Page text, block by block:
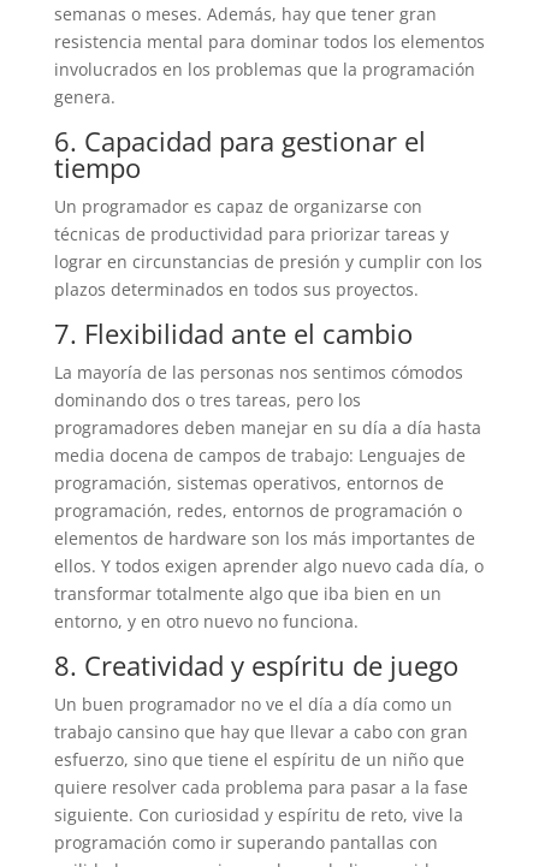
semanas o meses. Además, hay que tener gran
resistencia mental para dominar todos los elementos
involucrados en los problemas que la programación
genera.
6. Capacidad para gestionar el
tiempo
Un programador es capaz de organizarse con
técnicas de productividad para priorizar tareas y
lograr en circunstancias de presión y cumplir con los
plazos determinados en todos sus proyectos.
7. Flexibilidad ante el cambio
La mayoría de las personas nos sentimos cómodos
dominando dos o tres tareas, pero los
programadores deben manejar en su día a día hasta
media docena de campos de trabajo: Lenguajes de
programación, sistemas operativos, entornos de
programación, redes, entornos de programación o
elementos de hardware son los más importantes de
ellos. Y todos exigen aprender algo nuevo cada día, o
transformar totalmente algo que iba bien en un
entorno, y en otro nuevo no funciona.
8. Creatividad y espíritu de juego
Un buen programador no ve el día a día como un
trabajo cansino que hay que llevar a cabo con gran
esfuerzo, sino que tiene el espíritu de un niño que
quiere resolver cada problema para pasar a la fase
siguiente. Con curiosidad y espíritu de reto, vive la
programación como ir superando pantallas con